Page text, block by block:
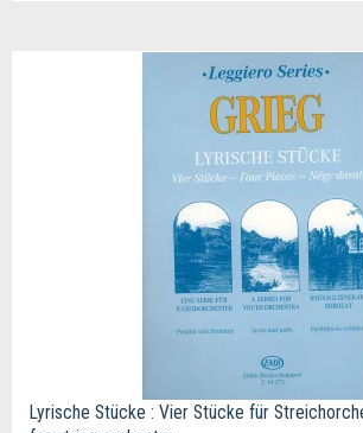
Lyrische Stücke : Vier Stücke für